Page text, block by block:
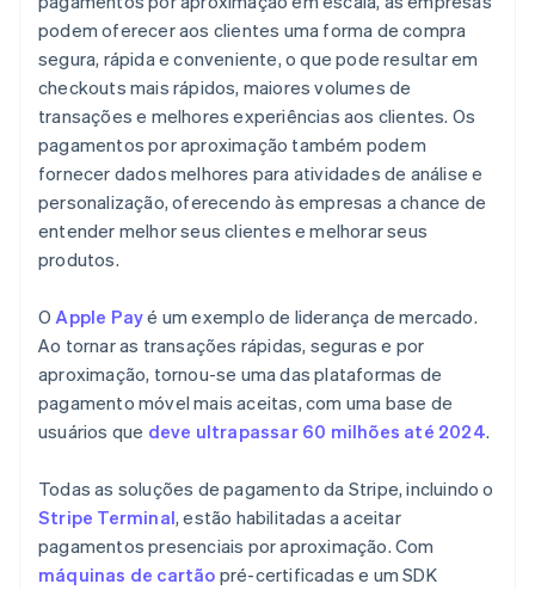
podem oferecer aos clientes uma forma de compra
segura, rápida e conveniente, o que pode resultar em
checkouts mais rápidos, maiores volumes de
transações e melhores experiências aos clientes. Os
pagamentos por aproximação também podem
fornecer dados melhores para atividades de análise e
personalização, oferecendo às empresas a chance de
entender melhor seus clientes e melhorar seus
produtos.
OApple Payé um exemplo de liderança de mercado.
Ao tornar as transações rápidas, seguras e por
aproximação, tornou-se uma das plataformas de
pagamento móvel mais aceitas, com uma base de
usuários que deve ultrapassar 60 milhões até 2024.
Todas as soluções de pagamento da Stripe, incluindo o
Stripe Terminal, estão habilitadas a aceitar
pagamentos presenciais por aproximação. Com
máquinas de cartão pré-certificadas e um SDK